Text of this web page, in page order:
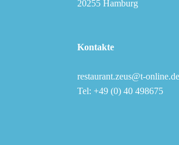
20255 Hamburg
Kontakte
restaurant.zeus@t-
Tel: +49 (0) 40 498675